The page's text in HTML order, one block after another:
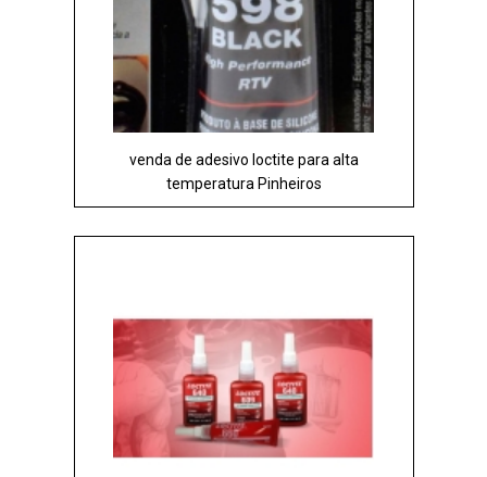
venda de adesivo loctite para alta
temperatura Pinheiros